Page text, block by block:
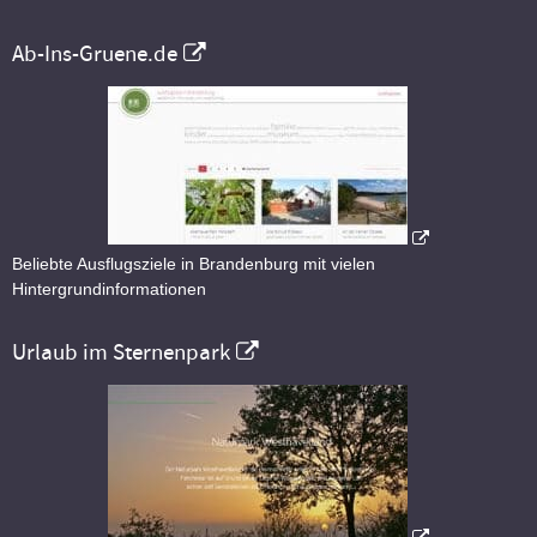
Ab-Ins-Gruene.de
Beliebte Ausflugsziele in Brandenburg mit vielen
Hintergrundinformationen
Urlaub im Sternenpark